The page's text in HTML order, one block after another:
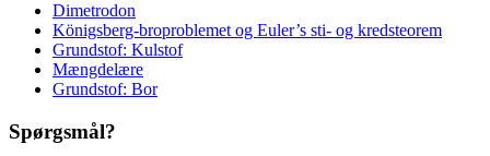
Dimetrodon
Königsberg-broproblemet og Euler’s sti- og kredsteorem
Grundstof: Kulstof
Mængdelære
Grundstof: Bor
Spørgsmål?